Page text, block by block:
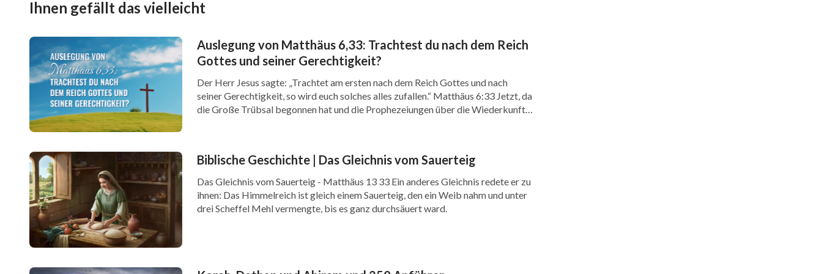
Wenn du ein tieferes Verständnis der Wahrheit von Gottes Menschwerdung wünschen und
den Herrn früher begrüßen möchtest, kontaktiere uns bitte über das Online-Chat-Fenster
am unteren Rand unserer Website. Lass uns Gottes Wort gemeinsam studieren und online
kommunizieren.
Ihnen gefällt das vielleicht
Auslegung von Matthäus 6,33: Trachtest du nach dem Reich
Gottes und seiner Gerechtigkeit?
Der Herr Jesus sagte: „Trachtet am ersten nach dem Reich Gottes und nach
seiner Gerechtigkeit, so wird euch solches alles zufallen.“ Matthäus 6:33 Jetzt, da
die Große Trübsal begonnen hat und die Prophezeiungen über die Wiederkunft
Biblische Geschichte | Das Gleichnis vom Sauerteig
Das Gleichnis vom Sauerteig - Matthäus 13 33 Ein anderes Gleichnis redete er zu
ihnen: Das Himmelreich ist gleich einem Sauerteig, den ein Weib nahm und unter
drei Scheffel Mehl vermengte, bis es ganz durchsäuert ward.